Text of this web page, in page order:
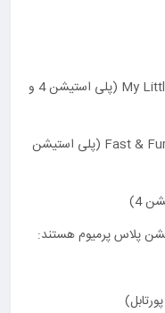
My Little Pony: A Maretime Bay Adventure (پلی استیشن 4 و
Fast & Furious: Spy Racers Rise of SH1FT3R (پلی استیشن
پلاس پرمیوم هستند: